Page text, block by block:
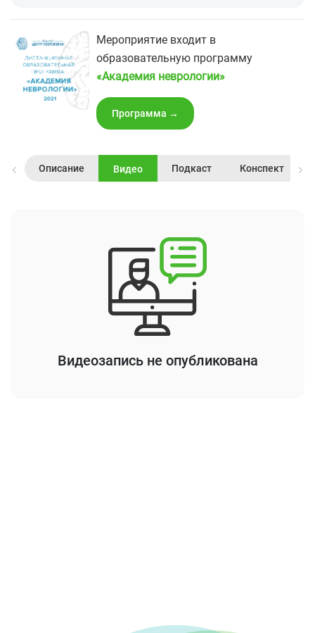
Мероприятие входит в
образовательную программу
«‎Академия неврологии»
Программа →
Описание Видео Подкаст Конспект
Видеозапись не опубликована